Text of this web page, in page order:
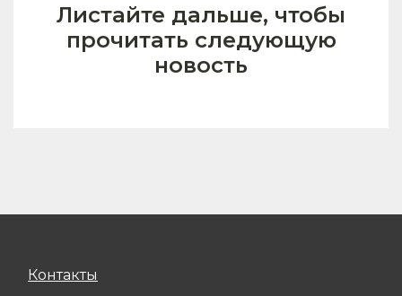
Листайте дальше, чтобы
прочитать следующую
новость
Контакты